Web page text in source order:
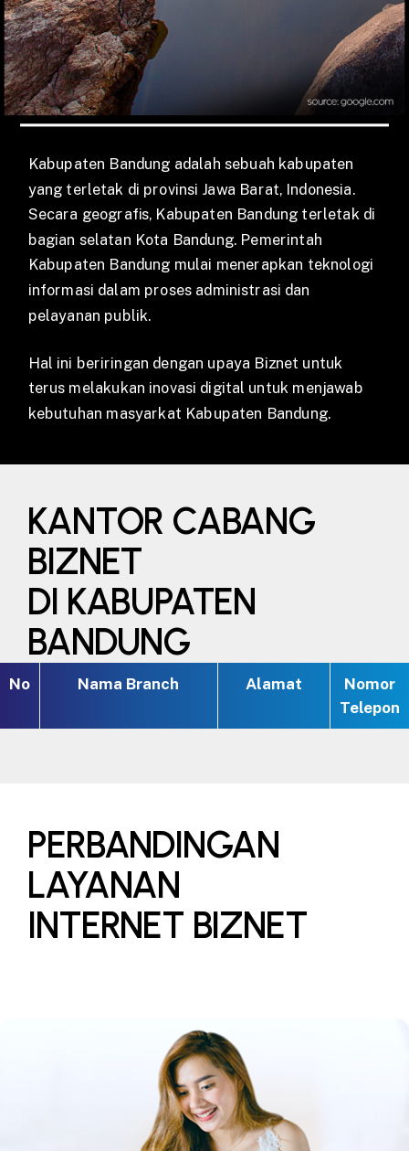
Kabupaten Bandung adalah sebuah kabupaten
yang terletak di provinsi Jawa Barat, Indonesia.
Secara geografis, Kabupaten Bandung terletak di
bagian selatan Kota Bandung. Pemerintah
Kabupaten Bandung mulai menerapkan teknologi
informasi dalam proses administrasi dan
pelayanan publik.
Hal ini beriringan dengan upaya Biznet untuk
terus melakukan inovasi digital untuk menjawab
kebutuhan masyarkat Kabupaten Bandung.
KANTOR CABANG
BIZNET
DI KABUPATEN
BANDUNG
No Nama Branch Alamat
Nomor
Telepon
PERBANDINGAN
LAYANAN
INTERNET BIZNET